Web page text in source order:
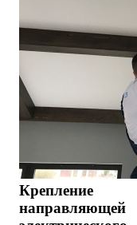
Крепление
направляющей